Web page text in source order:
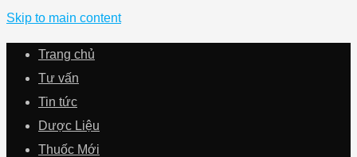
Skip to main content
Trang chủ
Tư vấn
Tin tức
Dược Liệu
Thuốc Mới